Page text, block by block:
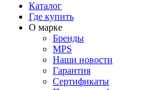
Каталог
Где купить
О марке
Бренды
MPS
Наши новости
Гарантия
Сертификаты